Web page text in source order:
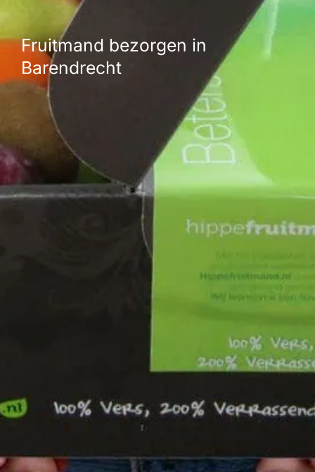
Fruitmand bezorgen in
Barendrecht